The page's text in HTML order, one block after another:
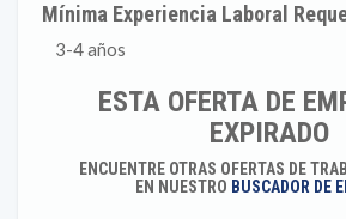
Mínima Experiencia Laboral
3-4 años
ESTA OFERTA DE
EXPIRADO
ENCUENTRE OTRAS OFERTAS DE
EN NUESTRO BUSCADOR DE